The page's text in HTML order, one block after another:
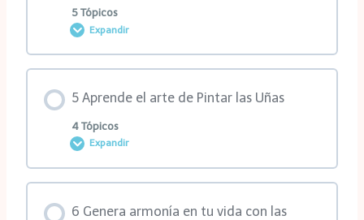
3ra clase
MasterClass
1ra clase
2da clase
3ra clase
5 Tópicos
Expandir
0% COMPLETADO
5 Aprende el arte de Pintar las Uñas
4 Tópicos
Expandir
6 Genera armonía en tu vida con las